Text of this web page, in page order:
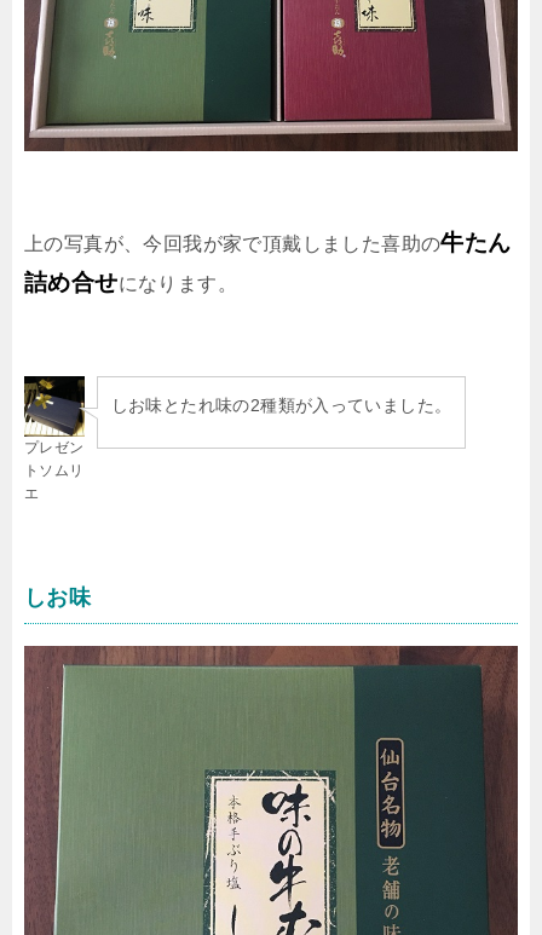
上の写真が、今回我が家で頂戴しました喜助の牛たん
詰め合せになります。
プレゼン
トソムリ
エ
しお味とたれ味の2種類が入っていました。
しお味